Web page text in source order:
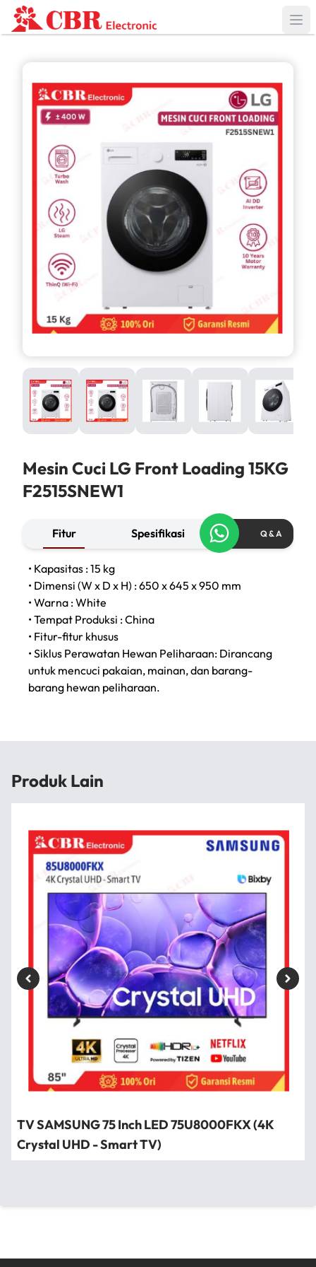
Mesin Cuci LG Front Loading 15KG
F2515SNEW1
Fitur Spesifikasi Q & A
• Kapasitas : 15 kg
• Dimensi (W x D x H) : 650 x 645 x 950 mm
• Warna : White
• Tempat Produksi : China
• Fitur-fitur khusus
• Siklus Perawatan Hewan Peliharaan: Dirancang
untuk mencuci pakaian, mainan, dan barang-
barang hewan peliharaan.
Produk Lain
TV SAMSUNG 75 Inch LED 75U8000FKX (4K
Crystal UHD - Smart TV)